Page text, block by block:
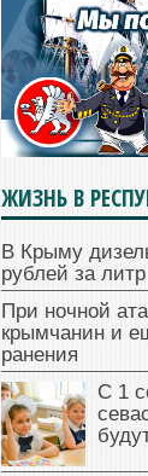
ЖИЗНЬ В
В Крыму
рублей за литр
При ночной
крымчанин и
ранения
С 1